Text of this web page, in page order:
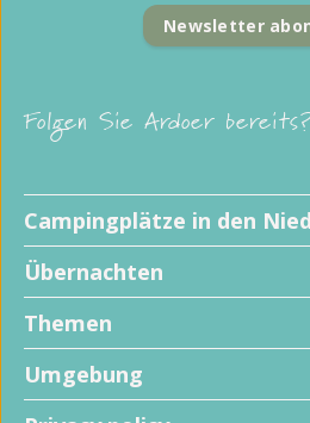
Folgen Sie Ardoer
Campingplätze in den
Übernachten
Themen
Umgebung
Newsletter